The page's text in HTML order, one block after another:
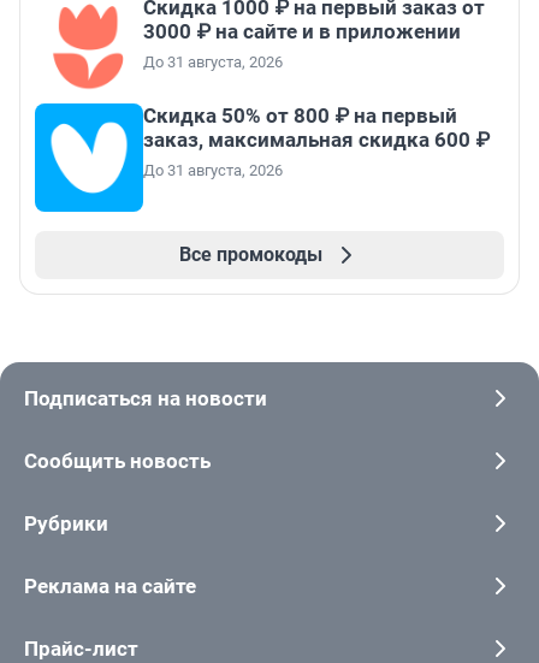
Скидка 1000 ₽ на первый заказ от
3000 ₽ на сайте и в приложении
До 31 августа, 2026
Скидка 50% от 800 ₽ на первый
заказ, максимальная скидка 600 ₽
До 31 августа, 2026
Все промокоды
Подписаться на новости
Сообщить новость
Рубрики
Реклама на сайте
Прайс-лист